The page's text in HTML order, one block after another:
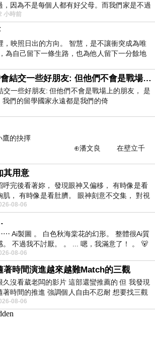
，因為不是每個人都有好父母。而我們家是不過
的，平時也沒什麼儀式感，生活趨近冷
小時前
，映照日出的方向。 智慧，是不讓衝突成為唯
為自己留下一條生路，也為他人留下一分餘地
我們在國外留學時會結交一些好朋友: 但他們不會是戰場上的朋友
交一些好朋友: 但他們不會是戰場上的朋友， 是
們的留學國家永遠都是我們的倚
的抉擇
良 在壁立千
蔽
其用意
呼完後看著妳， 發現眼神又偏移， 有時像是看
肌， 有時像是看肚臍。 眼神刻意不交集， 對視
線不對齊， 讓我很難不
08-06
Ai製圖 。 白色秋海棠花的幻形。 整體很Ai質
。 不過我不討厭。 。 ... 嗯，我滿意了！ 。 🐻
中08-06
著時間演進越來越難Match的三觀
久沒看葳老闆的影片 這部還蠻推薦的 但 我發現
著時間的推進 強調個人自由不忍耐 想要找三觀
近的不要說對象 連朋友都超
08-06